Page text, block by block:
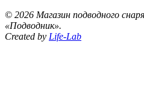
© 2026 Магазин подводного
«Подводник».
Created by Life-Lab